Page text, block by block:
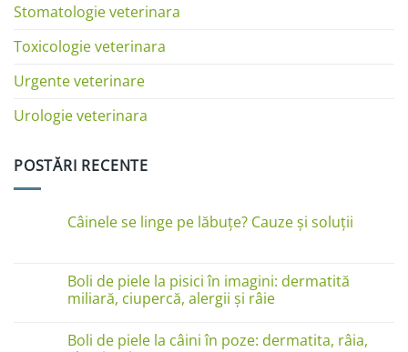
Stomatologie veterinara
Toxicologie veterinara
Urgente veterinare
Urologie veterinara
POSTĂRI RECENTE
Câinele se linge pe lăbuțe? Cauze și soluții
Câinele
se
linge
Cauze
și
Boli de piele la pisici în imagini: dermatită
miliară, ciupercă, alergii și râie
la
Boli de piele la câini în poze: dermatita, râia,